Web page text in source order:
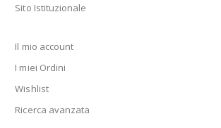
Sito Istituzionale
Il mio account
I miei Ordini
Wishlist
Ricerca avanzata